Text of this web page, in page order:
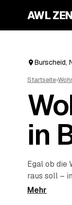
AWL
Burscheid,
Startseite›
in
Egal ob die
raus soll –
Eine kurze